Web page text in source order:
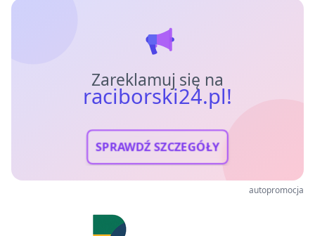
Zareklamuj się na
raciborski24.pl!
SPRAWDŹ SZCZEGÓŁY
autopromocja